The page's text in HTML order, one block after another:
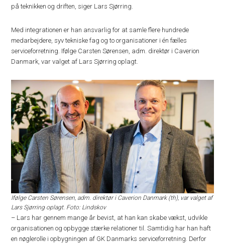
på teknikken og driften, siger Lars Sjørring.
Med integrationen er han ansvarlig for at samle flere hundrede
medarbejdere, syv tekniske fag og to organisationer i én fælles
serviceforretning. Ifølge Carsten Sørensen, adm. direktør i Caverion
Danmark, var valget af Lars Sjørring oplagt.
Ifølge Carsten Sørensen, adm. direktør i Caverion Danmark (th), var valget af
Lars Sjørring oplagt. Foto: Lindskov
– Lars har gennem mange år bevist, at han kan skabe vækst, udvikle
organisationen og opbygge stærke relationer til. Samtidig har han haft
en nøglerolle i opbygningen af GK Danmarks serviceforretning. Derfor